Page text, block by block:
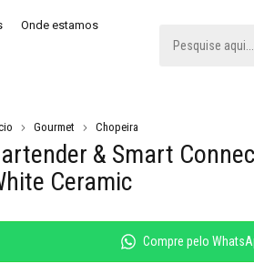
Onde estamos
Gourmet Chopeira
& Smart
Ceramic
Compre pelo